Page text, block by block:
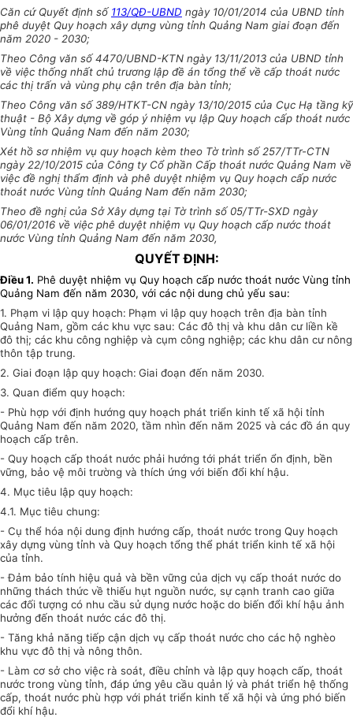
Căn cứ Quyết định số 113/QĐ-UBND ngày 10/01/2014 của UBND tỉnh
phê duyệt Quy hoạch xây dựng vùng tỉnh Quảng Nam giai đoạn đến
năm 2020 - 2030;
Theo Công văn số 4470/UBND-KTN ngày 13/11/2013 của UBND tỉnh
về việc thống nhất chủ trương lập đề án tổng thể về cấp thoát nước
các thị trấn và vùng phụ cận trên địa bàn tỉnh;
Theo Công văn số 389/HTKT-CN ngày 13/10/2015 của Cục Hạ tầng kỹ
thuật - Bộ Xây dựng về góp ý nhiệm vụ lập Quy hoạch cấp thoát nước
Vùng tỉnh Quảng Nam đến năm 2030;
Xét hồ sơ nhiệm vụ quy hoạch kèm theo Tờ trình số 257/TTr-CTN
ngày 22/10/2015 của Công ty Cổ phần Cấp thoát nước Quảng Nam về
việc đề nghị thẩm định và phê duyệt nhiệm vụ Quy hoạch cấp nước
thoát nước Vùng tỉnh Quảng Nam đến năm 2030;
Theo đề nghị của Sở Xây dựng tại Tờ trình số 05/TTr-SXD ngày
06/01/2016 về việc phê duyệt nhiệm vụ Quy hoạch cấp nước thoát
nước Vùng tỉnh Quảng Nam đến năm 2030,
QUYẾT ĐỊNH:
Điều 1. Phê duyệt nhiệm vụ Quy hoạch cấp nước thoát nước Vùng tỉnh
Quảng Nam đến năm 2030, với các nội dung chủ yếu sau:
1. Phạm vi lập quy hoạch: Phạm vi lập quy hoạch trên địa bàn tỉnh
Quảng Nam, gồm các khu vực sau: Các đô thị và khu dân cư liền kề
đô thị; các khu công nghiệp và cụm công nghiệp; các khu dân cư nông
thôn tập trung.
2. Giai đoạn lập quy hoạch: Giai đoạn đến năm 2030.
3. Quan điểm quy hoạch:
- Phù hợp với định hướng quy hoạch phát triển kinh tế xã hội tỉnh
Quảng Nam đến năm 2020, tầm nhìn đến năm 2025 và các đồ án quy
hoạch cấp trên.
- Quy hoạch cấp thoát nước phải hướng tới phát triển ổn định, bền
vững, bảo vệ môi trường và thích ứng với biến đổi khí hậu.
4. Mục tiêu lập quy hoạch:
4.1. Mục tiêu chung:
- Cụ thể hóa nội dung định hướng cấp, thoát nước trong Quy hoạch
xây dựng vùng tỉnh và Quy hoạch tổng thể phát triển kinh tế xã hội
của tỉnh.
- Đảm bảo tính hiệu quả và bền vững của dịch vụ cấp thoát nước do
những thách thức về thiếu hụt nguồn nước, sự cạnh tranh cao giữa
các đối tượng có nhu cầu sử dụng nước hoặc do biến đổi khí hậu ảnh
hưởng đến thoát nước các đô thị.
- Tăng khả năng tiếp cận dịch vụ cấp thoát nước cho các hộ nghèo
khu vực đô thị và nông thôn.
- Làm cơ sở cho việc rà soát, điều chỉnh và lập quy hoạch cấp, thoát
nước trong vùng tỉnh, đáp ứng yêu cầu quản lý và phát triển hệ thống
cấp, thoát nước phù hợp với phát triển kinh tế xã hội và ứng phó biến
đổi khí hậu.